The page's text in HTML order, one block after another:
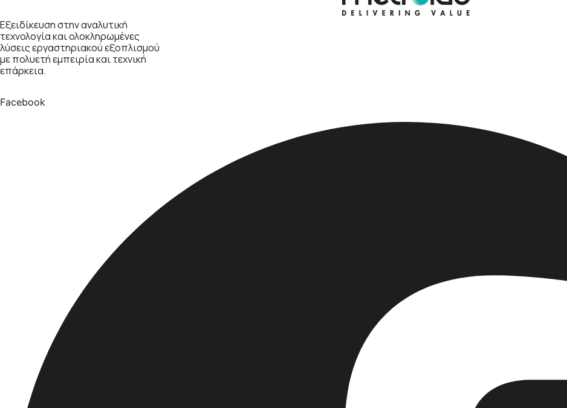
Εξειδίκευση στην αναλυτική
τεχνολογία και ολοκληρωμένες
λύσεις εργαστηριακού εξοπλισμού
με πολυετή εμπειρία και τεχνική
επάρκεια.
Facebook